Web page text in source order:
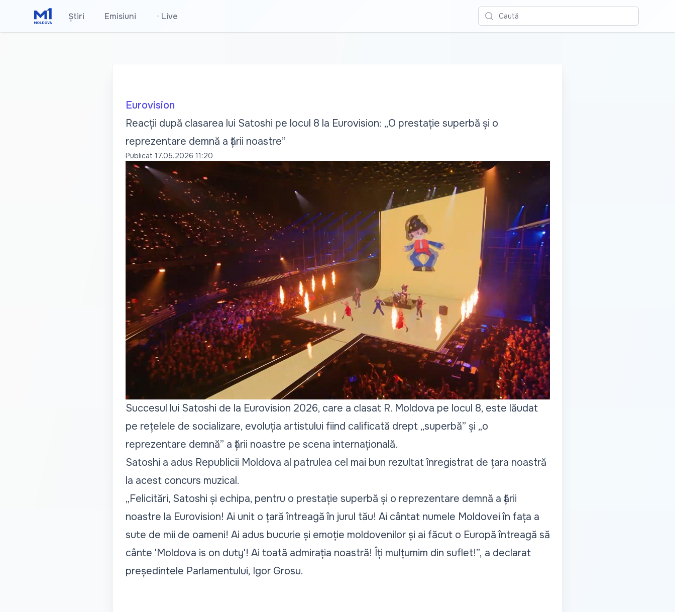
Știri Emisiuni • Live Caută
Eurovision
Reacții după clasarea lui Satoshi pe locul 8 la Eurovision: „O prestație superbă și o
reprezentare demnă a țării noastre”
Publicat 17.05.2026 11:20
Succesul lui Satoshi de la Eurovision 2026, care a clasat R. Moldova pe locul 8, este lăudat
pe rețelele de socializare, evoluția artistului fiind calificată drept „superbă” și „o
reprezentare demnă” a țării noastre pe scena internațională.
Satoshi a adus Republicii Moldova al patrulea cel mai bun rezultat înregistrat de țara noastră
la acest concurs muzical.
„Felicitări, Satoshi și echipa, pentru o prestație superbă și o reprezentare demnă a țării
noastre la Eurovision! Ai unit o țară întreagă în jurul tău! Ai cântat numele Moldovei în fața a
sute de mii de oameni! Ai adus bucurie și emoție moldovenilor și ai făcut o Europă întreagă să
cânte 'Moldova is on duty'! Ai toată admirația noastră! Îți mulțumim din suflet!”, a declarat
președintele Parlamentului, Igor Grosu.